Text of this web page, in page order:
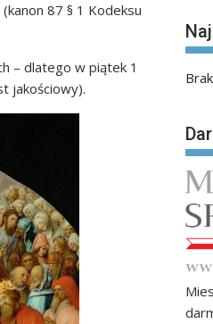
(kanon 87 § 1 Kodeksu
– dlatego w piątek 1
jakościowy).